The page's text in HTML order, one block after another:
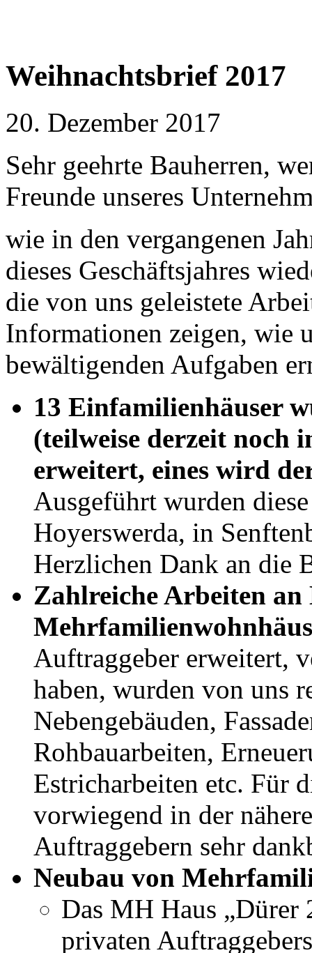
Weihnachtsbrief 2017
20. Dezember 2017
Sehr geehrte Bauherren,
Freunde unseres
wie in den vergangenen
dieses Geschäftsjahres
die von uns geleistete
Informationen zeigen, wie
bewältigenden Aufgaben
13 Einfamilienhäuser
(teilweise derzeit noch
erweitert, eines wird
Ausgeführt wurden
Hoyerswerda, in
Herzlichen Dank an die
Zahlreiche Arbeiten
Auftraggeber erweitert,
haben, wurden von uns
Nebengebäuden,
Rohbauarbeiten,
Estricharbeiten etc. Für
vorwiegend in der
Auftraggebern sehr
Neubau von
Das MH Haus „Dürer
privaten